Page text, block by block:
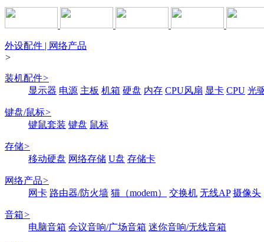
外设配件 | 网络产品
>
装机配件>
显示器 电源 主板 机箱 硬盘 内存 CPU风扇 显卡 CPU 光
键盘/鼠标>
键鼠套装 键盘 鼠标
存储>
移动硬盘 网络存储 U盘 存储卡
网络产品>
网卡 路由器/防火墙 猫（modem） 交换机 无线AP 摄像头
音箱>
电脑音箱 会议音响/广场音箱 迷你音响/无线音箱